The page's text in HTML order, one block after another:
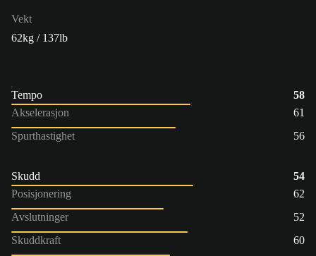
Vekt
62kg / 137lb
Tempo
58
Akselerasjon
61
Spurthastighet
56
Skudd
54
Posisjonering
62
Avslutninger
52
Skuddkraft
60